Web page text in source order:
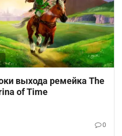
выхода ремейка The
of Time
0